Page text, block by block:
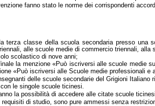
fanno stato le norme dei corrispondenti
terza classe della scuola secondaria presso
alle scuole medie di commercio triennali,
scolastico di nove anni;
la menzione «Può iscriversi alle scuole medie
«Può iscriversi alle Scuole medie professionali e
delle scuole secondarie del Grigioni
le singole scuole ticinesi.
la possibilità di accedere alle citate scuole
di studio, sono pure ammessi senza